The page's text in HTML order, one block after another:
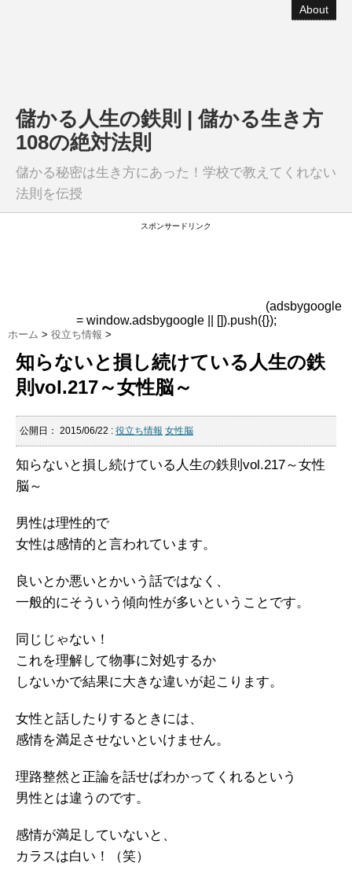
About
儲かる人生の鉄則 | 儲かる生き方
108の絶対法則
儲かる秘密は生き方にあった！学校で教えてくれない
法則を伝授
スポンサードリンク
(adsbygoogle
= window.adsbygoogle || []).push({});
ホーム > 役立ち情報 >
知らないと損し続けている人生の鉄
則vol.217～女性脳～
公開日： 2015/06/22 : 役立ち情報 女性脳
知らないと損し続けている人生の鉄則vol.217～女性
脳～
男性は理性的で
女性は感情的と言われています。
良いとか悪いとかいう話ではなく、
一般的にそういう傾向性が多いということです。
同じじゃない！
これを理解して物事に対処するか
しないかで結果に大きな違いが起こります。
女性と話したりするときには、
感情を満足させないといけません。
理路整然と正論を話せばわかってくれるという
男性とは違うのです。
感情が満足していないと、
カラスは白い！（笑）